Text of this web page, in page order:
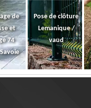
de
et
74
Pose de clôture
Lemanique /
vaud